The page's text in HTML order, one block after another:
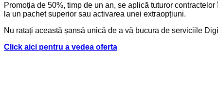
Promoția de 50%, timp de un an, se aplică tuturor
la un pachet superior sau activarea unei extraopțiuni.
Nu ratați această șansă unică de a vă bucura de serviciile
Click aici pentru a vedea oferta